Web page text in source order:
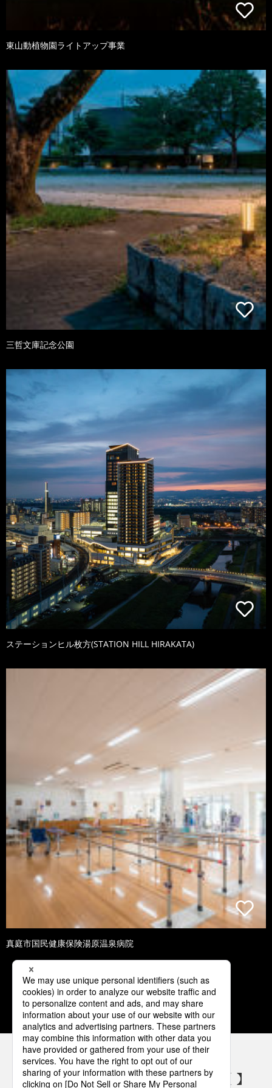
東山動植物園ライトアップ事業
三哲文庫記念公園
ステーションヒル枚方(STATION HILL HIRAKATA)
真庭市国民健康保険湯原温泉病院
1 2 3 4 5
パナソニックの電気設備 SNSアカウント